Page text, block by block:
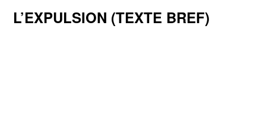
L’EXPULSION (TEXTE BREF)